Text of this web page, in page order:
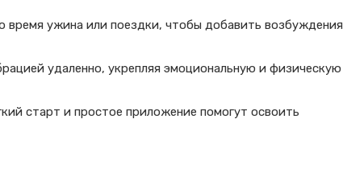
время ужина или поездки, чтобы добавить возбуждения
удаленно, укрепляя эмоциональную и физическую
старт и простое приложение помогут освоить